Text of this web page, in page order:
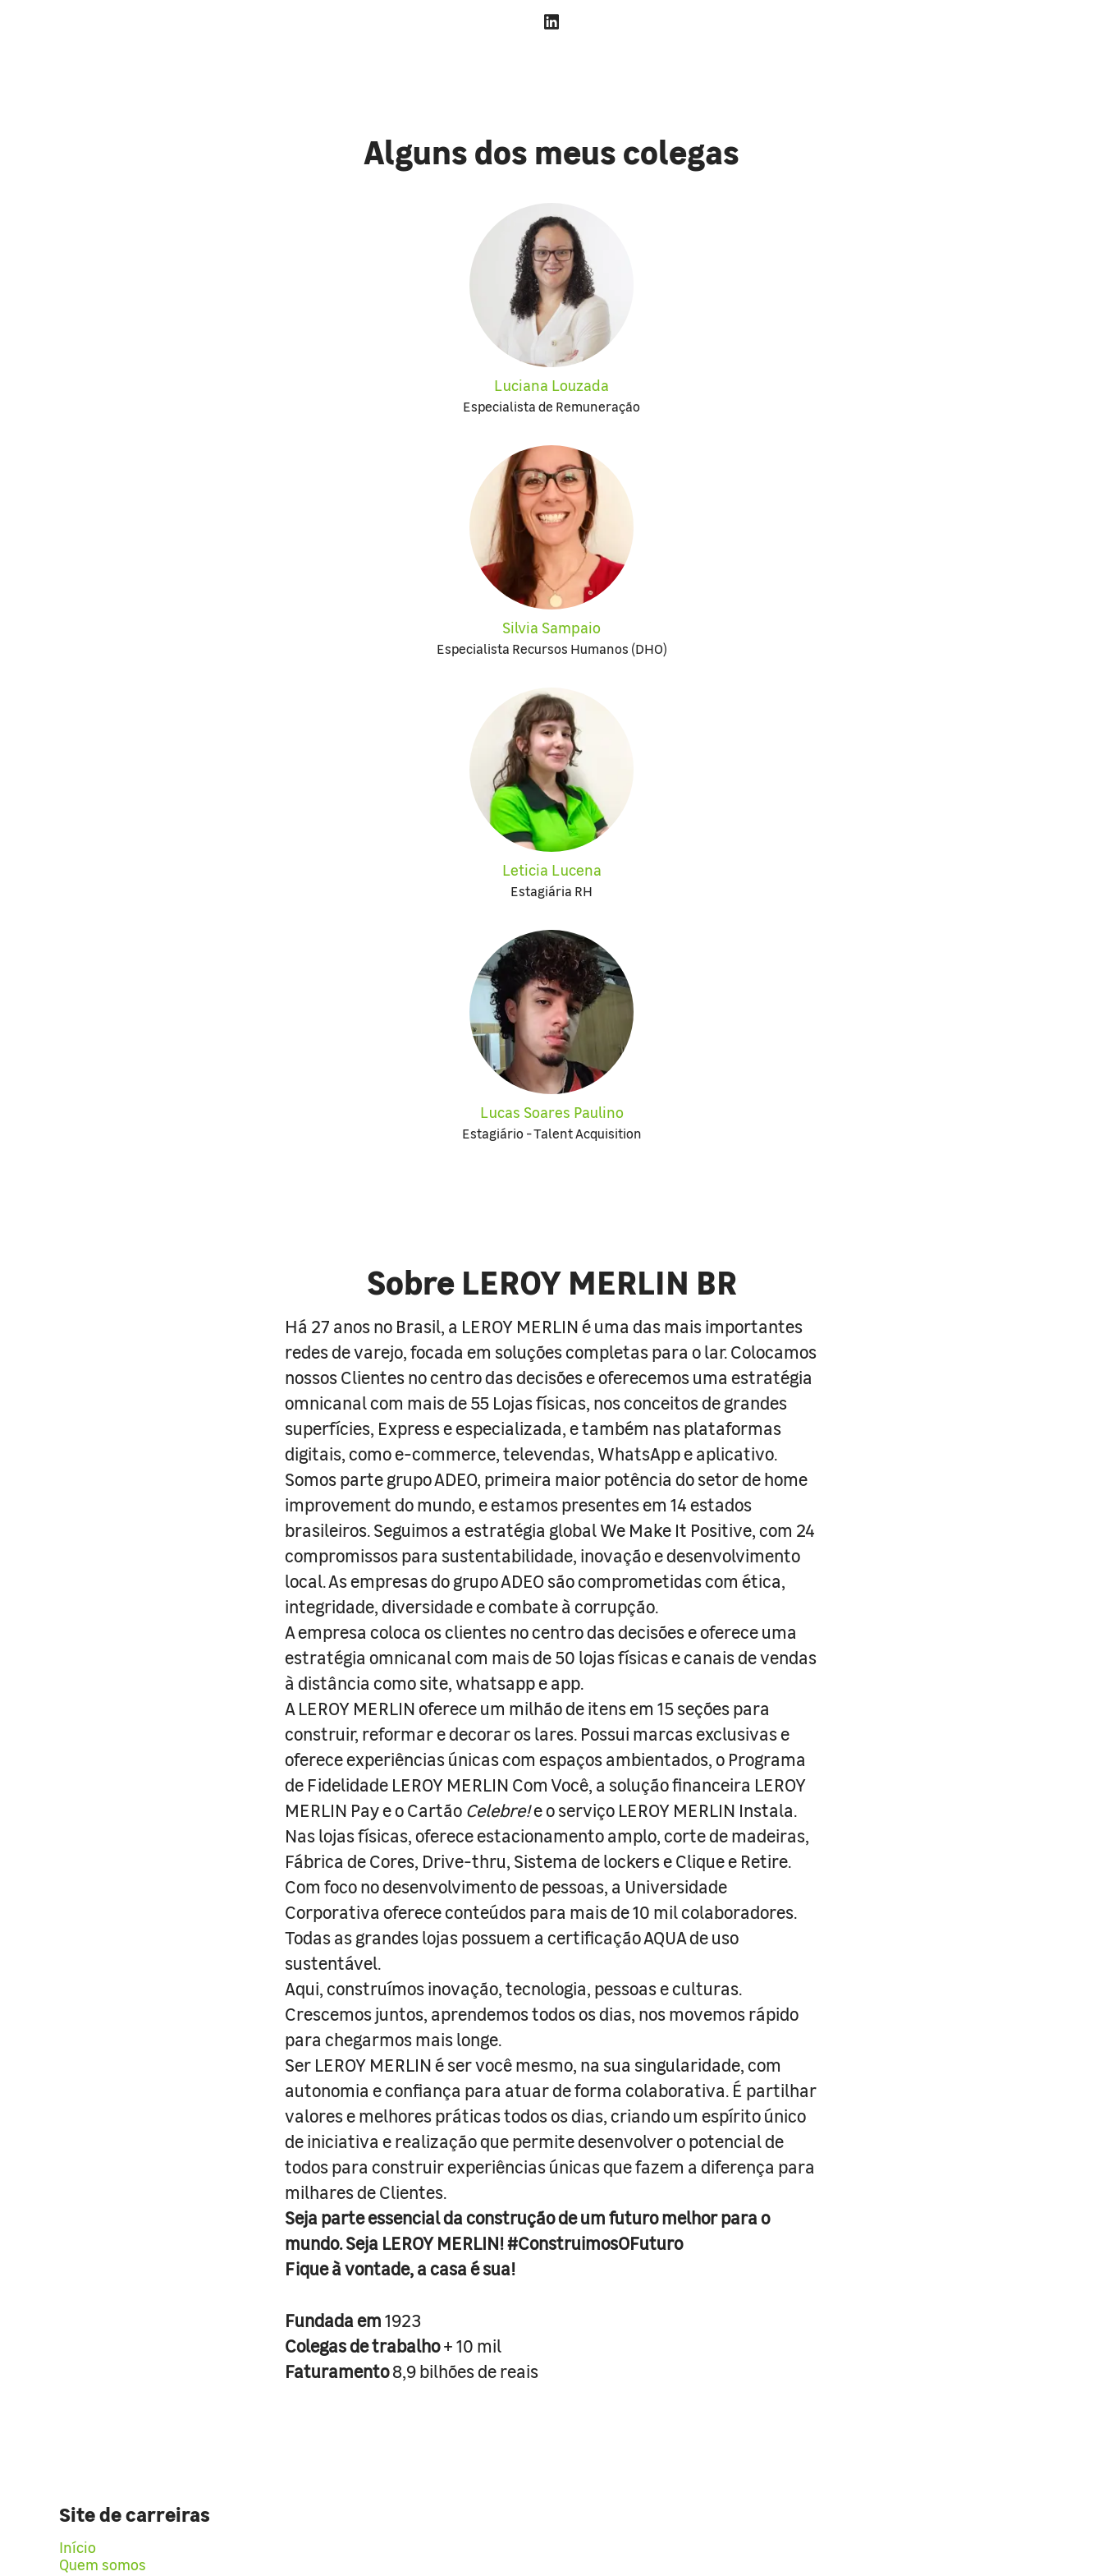
Alguns dos meus colegas
Luciana Louzada
Especialista de Remuneração
Silvia Sampaio
Especialista Recursos Humanos (DHO)
Leticia Lucena
Estagiária RH
Lucas Soares Paulino
Estagiário - Talent Acquisition
Sobre LEROY MERLIN BR
Há 27 anos no Brasil, a LEROY MERLIN é uma das mais importantes
redes de varejo, focada em soluções completas para o lar. Colocamos
nossos Clientes no centro das decisões e oferecemos uma estratégia
omnicanal com mais de 55 Lojas físicas, nos conceitos de grandes
superfícies, Express e especializada, e também nas plataformas
digitais, como e-commerce, televendas, WhatsApp e aplicativo.
Somos parte grupo ADEO, primeira maior potência do setor de home
improvement do mundo, e estamos presentes em 14 estados
brasileiros. Seguimos a estratégia global We Make It Positive, com 24
compromissos para sustentabilidade, inovação e desenvolvimento
local. As empresas do grupo ADEO são comprometidas com ética,
integridade, diversidade e combate à corrupção.
A empresa coloca os clientes no centro das decisões e oferece uma
estratégia omnicanal com mais de 50 lojas físicas e canais de vendas
à distância como site, whatsapp e app.
A LEROY MERLIN oferece um milhão de itens em 15 seções para
construir, reformar e decorar os lares. Possui marcas exclusivas e
oferece experiências únicas com espaços ambientados, o Programa
de Fidelidade LEROY MERLIN Com Você, a solução financeira LEROY
MERLIN Pay e o Cartão Celebre!e o serviço LEROY MERLIN Instala.
Nas lojas físicas, oferece estacionamento amplo, corte de madeiras,
Fábrica de Cores, Drive-thru, Sistema de lockers e Clique e Retire.
Com foco no desenvolvimento de pessoas, a Universidade
Corporativa oferece conteúdos para mais de 10 mil colaboradores.
Todas as grandes lojas possuem a certificação AQUA de uso
sustentável.
Aqui, construímos inovação, tecnologia, pessoas e culturas.
Crescemos juntos, aprendemos todos os dias, nos movemos rápido
para chegarmos mais longe.
Ser LEROY MERLIN é ser você mesmo, na sua singularidade, com
autonomia e confiança para atuar de forma colaborativa. É partilhar
valores e melhores práticas todos os dias, criando um espírito único
de iniciativa e realização que permite desenvolver o potencial de
todos para construir experiências únicas que fazem a diferença para
milhares de Clientes.
Seja parte essencial da construção de um futuro melhor para o
mundo. Seja LEROY MERLIN! #ConstruimosOFuturo
Fique à vontade, a casa é sua!
Fundada em1923
Colegas de trabalho+ 10 mil
Faturamento8,9 bilhões de reais
Site de carreiras
Início
Quem somos